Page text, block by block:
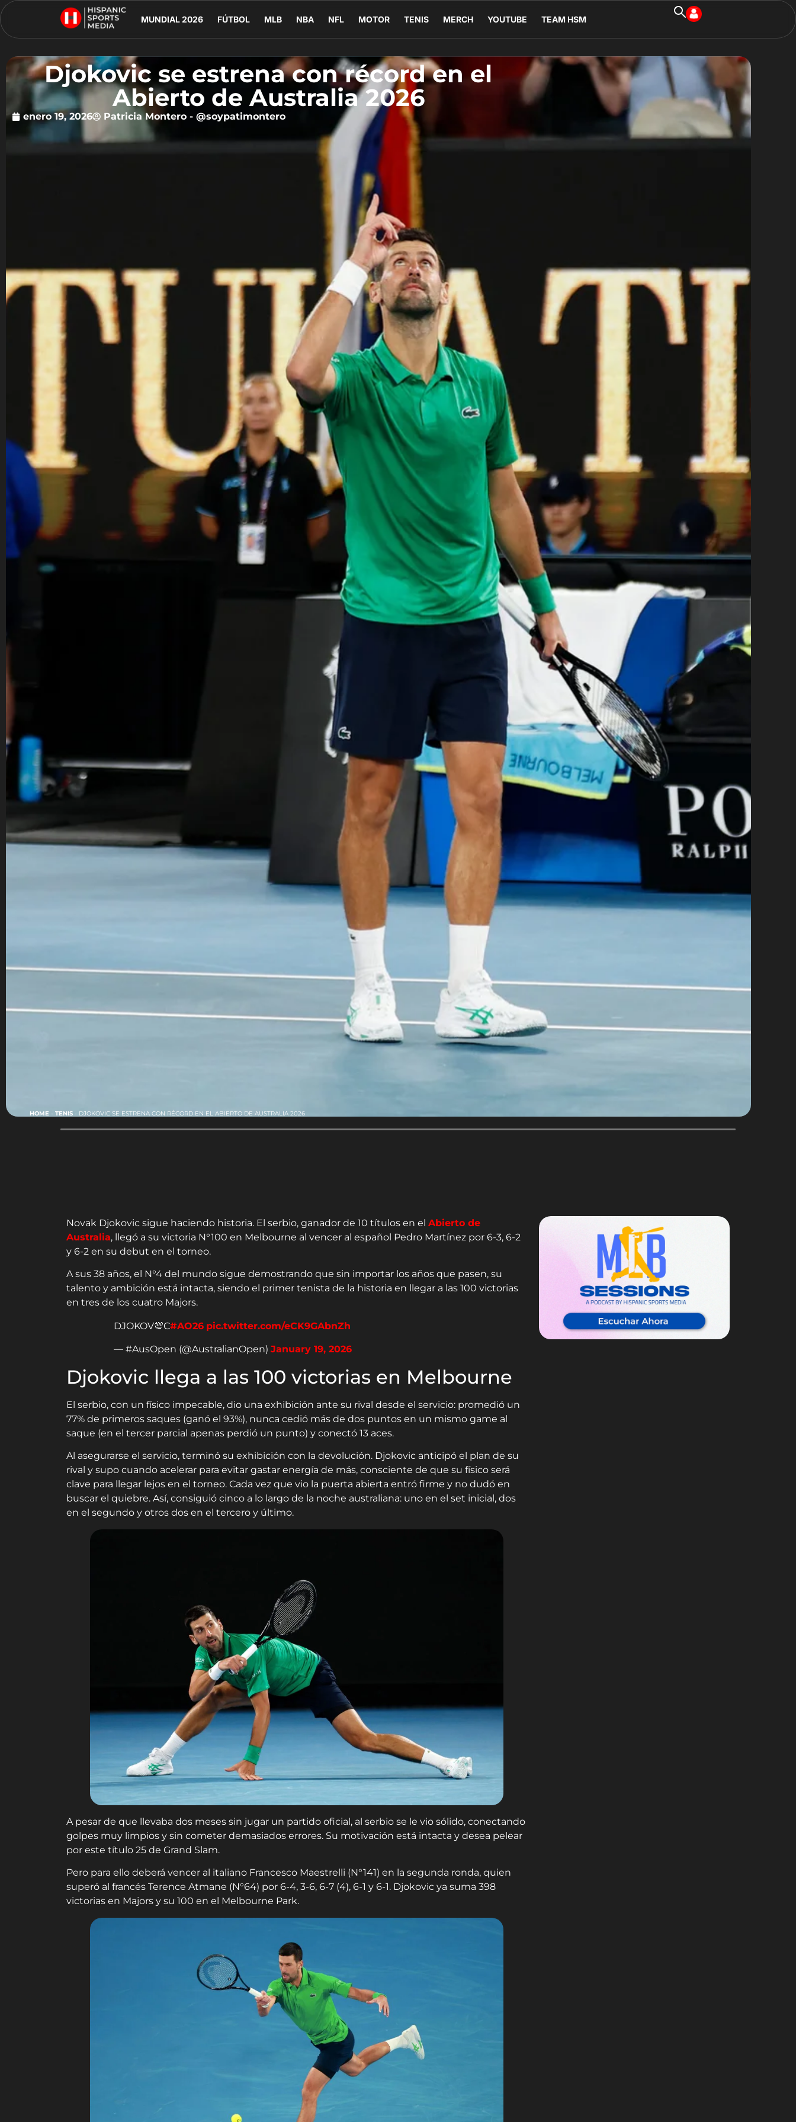
MUNDIAL 2026 FÚTBOL MLB NBA NFL MOTOR TENIS MERCH YOUTUBE TEAM HSM
Djokovic se estrena con récord en el
Abierto de Australia 2026
enero 19, 2026 Patricia Montero - @soypatimontero
HOME- TENIS- DJOKOVIC SE ESTRENA CON RÉCORD EN EL ABIERTO DE AUSTRALIA 2026
Novak Djokovic sigue haciendo historia. El serbio, ganador de 10 títulos en el Abierto de
Australia, llegó a su victoria N°100 en Melbourne al vencer al español Pedro Martínez por 6-3, 6-2
y 6-2 en su debut en el torneo.
A sus 38 años, el N°4 del mundo sigue demostrando que sin importar los años que pasen, su
talento y ambición está intacta, siendo el primer tenista de la historia en llegar a las 100 victorias
en tres de los cuatro Majors.
DJOKOV💯C#AO26 pic.twitter.com/eCK9GAbnZh
— #AusOpen (@AustralianOpen) January 19, 2026
Djokovic llega a las 100 victorias en Melbourne
El serbio, con un físico impecable, dio una exhibición ante su rival desde el servicio: promedió un
77% de primeros saques (ganó el 93%), nunca cedió más de dos puntos en un mismo game al
saque (en el tercer parcial apenas perdió un punto) y conectó 13 aces.
Al asegurarse el servicio, terminó su exhibición con la devolución. Djokovic anticipó el plan de su
rival y supo cuando acelerar para evitar gastar energía de más, consciente de que su físico será
clave para llegar lejos en el torneo. Cada vez que vio la puerta abierta entró firme y no dudó en
buscar el quiebre. Así, consiguió cinco a lo largo de la noche australiana: uno en el set inicial, dos
en el segundo y otros dos en el tercero y último.
A pesar de que llevaba dos meses sin jugar un partido oficial, al serbio se le vio sólido, conectando
golpes muy limpios y sin cometer demasiados errores. Su motivación está intacta y desea pelear
por este título 25 de Grand Slam.
Pero para ello deberá vencer al italiano Francesco Maestrelli (N°141) en la segunda ronda, quien
superó al francés Terence Atmane (N°64) por 6-4, 3-6, 6-7 (4), 6-1 y 6-1. Djokovic ya suma 398
victorias en Majors y su 100 en el Melbourne Park.